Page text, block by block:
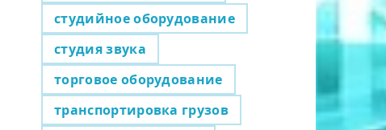
студийное оборудование
студия звука
торговое оборудование
транспортировка грузов